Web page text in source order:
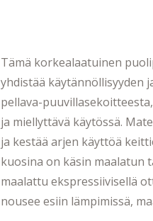
Tämä korkealaatuinen
yhdistää käytännöllisyyden
pellava-
ja miellyttävä käytössä.
ja kestää arjen käyttöä
kuosina on käsin maalatun
maalattu ekspressiivisellä
nousee esiin lämpimissä,